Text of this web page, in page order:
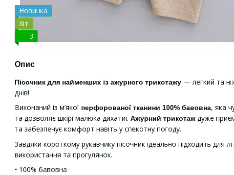
Новинка
Хіт
3
Опис
Пісочник для найменших із ажурного трикотажу — легкий та
днів!
Виконаний із м’якої перфорованої тканини 100% бавовна, яка
та дозволяє шкірі малюка дихатиі. Ажурний трикотаж дуже
та забезпечує комфорт навіть у спекотну погоду.
Завдяки короткому рукавчику пісочник ідеально підходить для
використання та прогулянок.
• 100% бавовна